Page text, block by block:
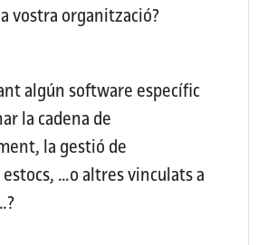
vostra organització?
algún software específic
la cadena de
la gestió de
…o altres vinculats a